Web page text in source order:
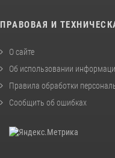
ПРАВОВАЯ И
О сайте
Об использовании
Правила обработки
Сообщить об ошибках